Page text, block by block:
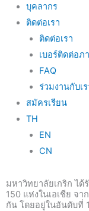
บุคลากร
ติดต่อเรา
ติดต่อเรา
เบอร์ติดต่อภ
FAQ
ร่วมงานกับเร
สมัครเรียน
TH
EN
CN
มหาวิทยาลัยเกริก ไ
150 แห่งในเอเชีย จ
กัน โดยอยู่ในอันดับที่